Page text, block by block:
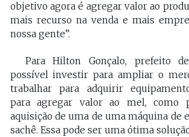
objetivo agora é agregar valor ao
mais recurso na venda e mais
nossa gente”.
Para Hilton Gonçalo, prefeito
possível investir para ampliar o
trabalhar para adquirir
para agregar valor ao mel, como
aquisição de uma de uma máquina de
sachê. Essa pode ser uma ótima